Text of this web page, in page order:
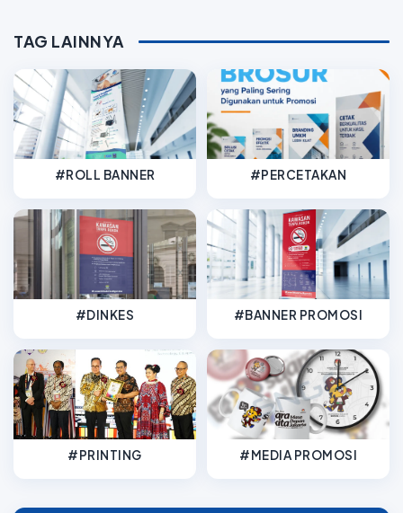
TAG LAINNYA
#ROLL BANNER #PERCETAKAN
#DINKES #BANNER PROMOSI
#PRINTING #MEDIA PROMOSI